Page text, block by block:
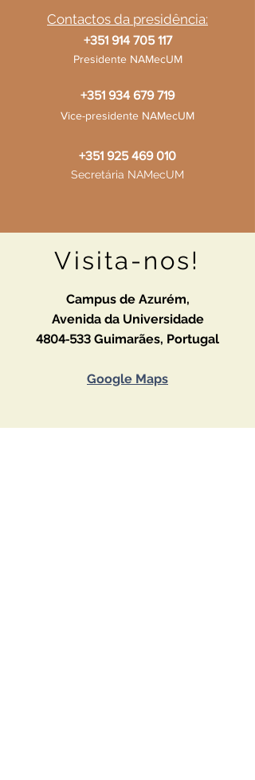
Contactos da presidência:
+351 914 705 117
Presidente NAMecUM
+351 934 679 719
Vice-presidente NAMecUM
+351 925 469 010
Secretária NAMecUM
Visita-nos!
Campus de Azurém,
Avenida da Universidade
4804-533 Guimarães, Portugal
Google Maps